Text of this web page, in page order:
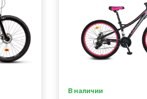
В наличии